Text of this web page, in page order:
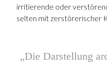
irritierende oder
selten mit zerstörerischer
„Die Darstellung